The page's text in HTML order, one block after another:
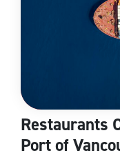
Restaurants
Port of